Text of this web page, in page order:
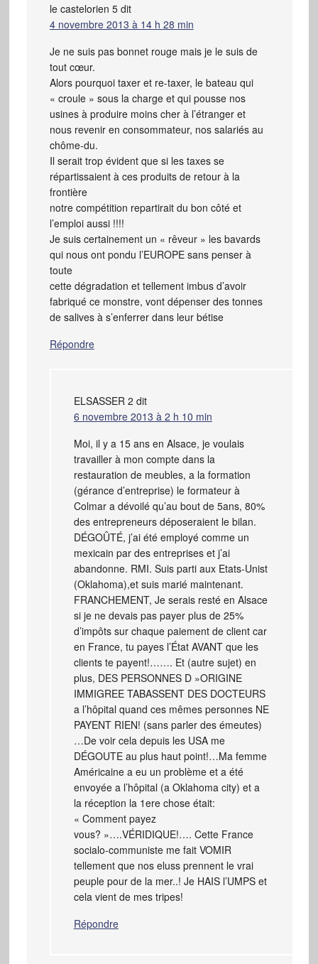
le castelorien 5 dit
4 novembre 2013 à 14 h 28 min
Je ne suis pas bonnet rouge mais je le suis de
tout cœur.
Alors pourquoi taxer et re-taxer, le bateau qui
« croule » sous la charge et qui pousse nos
usines à produire moins cher à l’étranger et
nous revenir en consommateur, nos salariés au
chôme-du.
Il serait trop évident que si les taxes se
répartissaient à ces produits de retour à la
frontière
notre compétition repartirait du bon côté et
l’emploi aussi !!!!
Je suis certainement un « rêveur » les bavards
qui nous ont pondu l’EUROPE sans penser à
toute
cette dégradation et tellement imbus d’avoir
fabriqué ce monstre, vont dépenser des tonnes
de salives à s’enferrer dans leur bétise
Répondre
ELSASSER 2 dit
6 novembre 2013 à 2 h 10 min
Moi, il y a 15 ans en Alsace, je voulais
travailler à mon compte dans la
restauration de meubles, a la formation
(gérance d’entreprise) le formateur à
Colmar a dévoilé qu’au bout de 5ans, 80%
des entrepreneurs déposeraient le bilan.
DÉGOÛTÉ, j’ai été employé comme un
mexicain par des entreprises et j’ai
abandonne. RMI. Suis parti aux Etats-Unist
(Oklahoma),et suis marié maintenant.
FRANCHEMENT, Je serais resté en Alsace
si je ne devais pas payer plus de 25%
d’impôts sur chaque paiement de client car
en France, tu payes l’État AVANT que les
clients te payent!……. Et (autre sujet) en
plus, DES PERSONNES D »ORIGINE
IMMIGREE TABASSENT DES DOCTEURS
a l’hôpital quand ces mêmes personnes NE
PAYENT RIEN! (sans parler des émeutes)
…De voir cela depuis les USA me
DÉGOUTE au plus haut point!…Ma femme
Américaine a eu un problème et a été
envoyée a l’hôpital (a Oklahoma city) et a
la réception la 1ere chose était:
« Comment payez
vous? »….VÉRIDIQUE!…. Cette France
socialo-communiste me fait VOMIR
tellement que nos eluss prennent le vrai
peuple pour de la mer..! Je HAIS l’UMPS et
cela vient de mes tripes!
Répondre